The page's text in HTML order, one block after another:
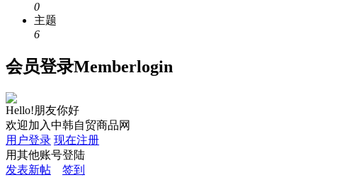
0
主题
6
会员登录Memberlogin
Hello!朋友你好
欢迎加入中韩自贸商品网
用户登录 现在注册
用其他账号登陆
发表新帖
签到